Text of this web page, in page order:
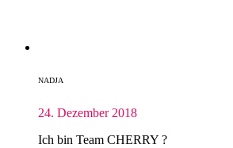
NADJA
24. Dezember 2018
Ich bin Team CHERRY ?